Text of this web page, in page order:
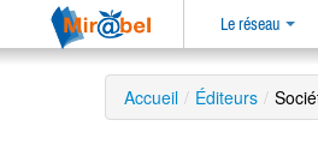
Le réseau
Accueil / Éditeurs /